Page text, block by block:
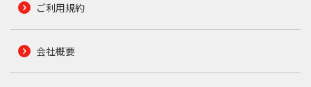
ご利用規約
会社概要